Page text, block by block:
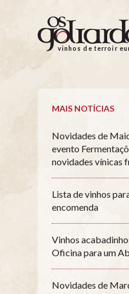
Os
Goliardos
Vinhos
Terroir
vinhos de terroir
MAIS NOTÍCIAS
Novidades de
evento
novidades vínicas
Lista de vinhos
encomenda
Vinhos
Oficina para um
Novidades de